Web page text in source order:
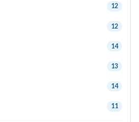
12
12
14
13
14
11